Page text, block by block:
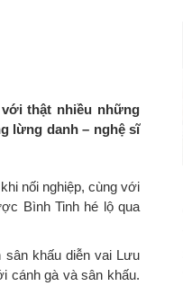
thật nhiều những
lừng danh– nghệ sĩ
nối nghiệp, cùng với
Bình Tinh hé lộ qua
sân khấu diễn vai Lưu
cánh gà và sân khấu.